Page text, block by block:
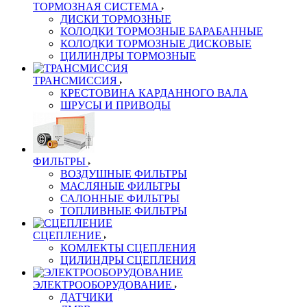
ТОРМОЗНАЯ СИСТЕМА
ДИСКИ ТОРМОЗНЫЕ
КОЛОДКИ ТОРМОЗНЫЕ БАРАБАННЫЕ
КОЛОДКИ ТОРМОЗНЫЕ ДИСКОВЫЕ
ЦИЛИНДРЫ ТОРМОЗНЫЕ
ТРАНСМИССИЯ
КРЕСТОВИНА КАРДАННОГО ВАЛА
ШРУСЫ И ПРИВОДЫ
ФИЛЬТРЫ
ВОЗДУШНЫЕ ФИЛЬТРЫ
МАСЛЯНЫЕ ФИЛЬТРЫ
САЛОННЫЕ ФИЛЬТРЫ
ТОПЛИВНЫЕ ФИЛЬТРЫ
СЦЕПЛЕНИЕ
КОМЛЕКТЫ СЦЕПЛЕНИЯ
ЦИЛИНДРЫ СЦЕПЛЕНИЯ
ЭЛЕКТРООБОРУДОВАНИЕ
ДАТЧИКИ